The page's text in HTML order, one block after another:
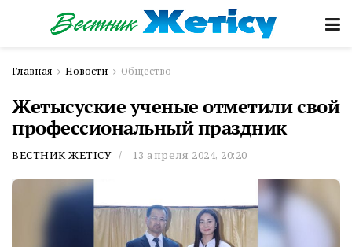
Главная Новости Общество
Жетысуские ученые отметили свой
профессиональный праздник
ВЕСТНИК ЖЕТІСУ 13 апреля 2024, 20:20